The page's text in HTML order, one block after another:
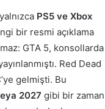
PS5 ve Xbox
bir resmi açıklama
GTA 5, konsollarda
Red Dead
gelmişti. Bu
2027 gibi bir zaman